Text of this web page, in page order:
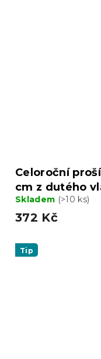
Celoroční
cm z dutého
Skladem (>10 ks)
372 Kč
Tip